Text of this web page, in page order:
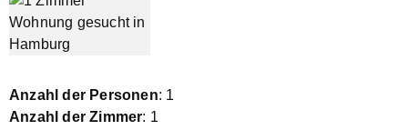
Anzahl der Personen: 1
Anzahl der Zimmer: 1